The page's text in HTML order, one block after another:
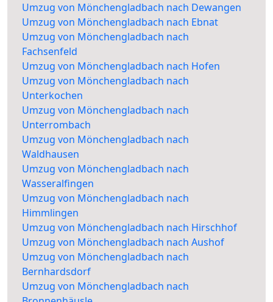
Umzug von Mönchengladbach nach Dewangen
Umzug von Mönchengladbach nach Ebnat
Umzug von Mönchengladbach nach
Fachsenfeld
Umzug von Mönchengladbach nach Hofen
Umzug von Mönchengladbach nach
Unterkochen
Umzug von Mönchengladbach nach
Unterrombach
Umzug von Mönchengladbach nach
Waldhausen
Umzug von Mönchengladbach nach
Wasseralfingen
Umzug von Mönchengladbach nach
Himmlingen
Umzug von Mönchengladbach nach Hirschhof
Umzug von Mönchengladbach nach Aushof
Umzug von Mönchengladbach nach
Bernhardsdorf
Umzug von Mönchengladbach nach